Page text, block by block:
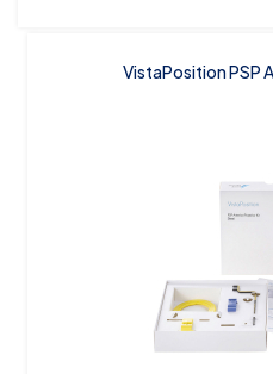
VistaPosition PSP